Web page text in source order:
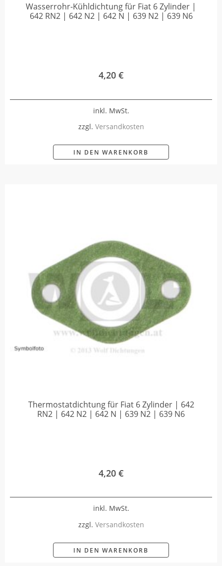
Wasserrohr-Kühldichtung für Fiat 6 Zylinder |
642 RN2 | 642 N2 | 642 N | 639 N2 | 639 N6
4,20 €
inkl. MwSt.
zzgl. Versandkosten
IN DEN WARENKORB
Thermostatdichtung für Fiat 6 Zylinder | 642
RN2 | 642 N2 | 642 N | 639 N2 | 639 N6
4,20 €
inkl. MwSt.
zzgl. Versandkosten
IN DEN WARENKORB